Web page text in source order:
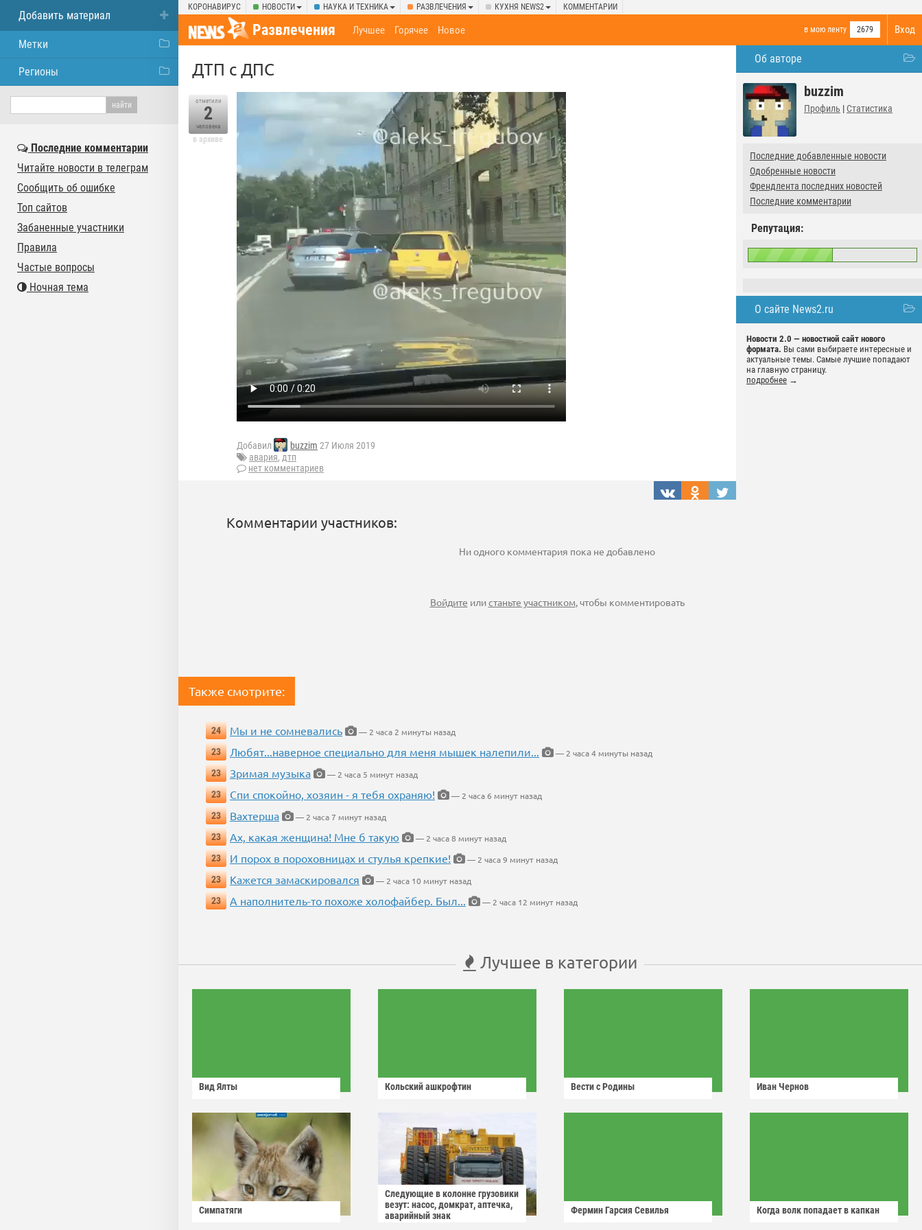
КОРОНАВИРУС НОВОСТИ НАУКА И ТЕХНИКА РАЗВЛЕЧЕНИЯ КУХНЯ NEWS2 КОММЕНТАРИИ
Вход
Развлечения в мою ленту 2679
Лучшее Горячее Новое
Об авторе
buzzim
Профиль | Статистика
Последние добавленные новости
Одобренные новости
Френдлента последних новостей
Последние комментарии
Репутация:
О сайте News2.ru
Новости 2.0 — новостной сайт нового
формата. Вы сами выбираете интересные и
актуальные темы. Самые лучшие попадают
на главную страницу.
подробнее →
ДТП с ДПС
отметили
2
человека
в архиве
Добавил buzzim 27 Июля 2019
авария, дтп
нет комментариев
Комментарии участников:
Ни одного комментария пока не добавлено
Войдите илистаньте участником, чтобы комментировать
Также смотрите:
24 Мы и не сомневались
— 2 часа 2 минуты назад
23
Любят...наверное специально для меня мышек налепили...
— 2 часа 4 минуты назад
23
Зримая музыка
— 2 часа 5 минут назад
23
Спи спокойно, хозяин - я тебя охраняю!
— 2 часа 6 минут назад
23
Вахтерша
— 2 часа 7 минут назад
23
Ах, какая женщина! Мне б такую
— 2 часа 8 минут назад
23
И порох в пороховницах и стулья крепкие!
— 2 часа 9 минут назад
23
Кажется замаскировался
— 2 часа 10 минут назад
23
А наполнитель-то похоже холофайбер. Был... — 2 часа 12 минут назад
Лучшее в категории
Вид Ялты Кольский ашкрофтин Вести с Родины Иван Чернов
Симпатяги
Следующие в колонне грузовики
везут: насос, домкрат, аптечка,
аварийный знак
Фермин Гарсия Севилья Когда волк попадает в капкан
Добавить материал
Метки
Регионы
Последние комментарии
Читайте новости в телеграм
Сообщить об ошибке
Топ сайтов
Забаненные участники
Правила
Частые вопросы
Ночная тема